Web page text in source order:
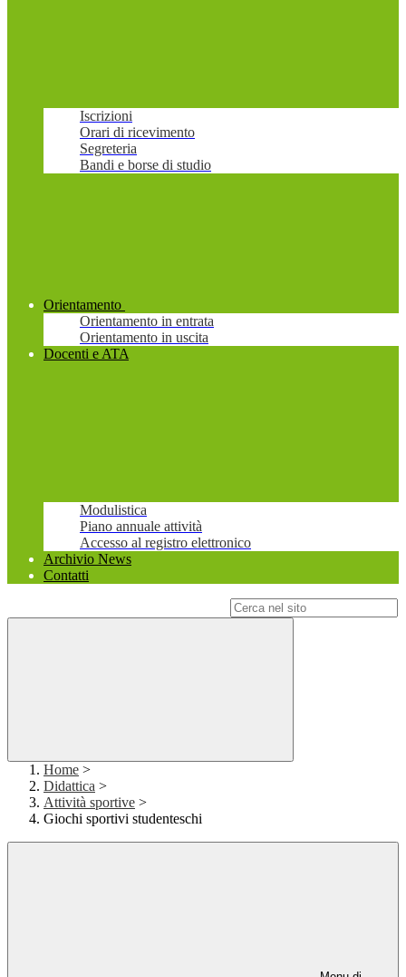
Iscrizioni
Orari di ricevimento
Segreteria
Bandi e borse di studio
Orientamento
Orientamento in entrata
Orientamento in uscita
Docenti e ATA
Modulistica
Piano annuale attività
Accesso al registro elettronico
Archivio News
Contatti
Home >
Didattica >
Attività sportive >
Giochi sportivi studenteschi